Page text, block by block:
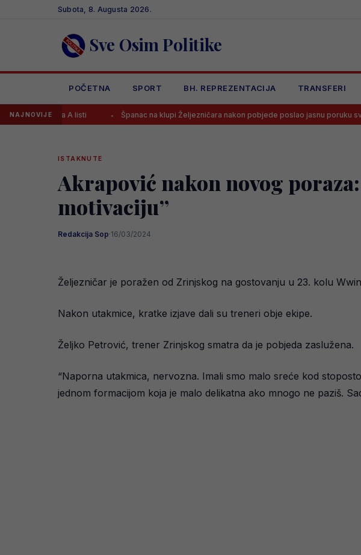
Subota, 8. Augusta 2026.
Sve Osim Politike
POČETNA SPORT BH. REPREZENTACIJA TRANSFERI
NAJNOVIJE
na A listi Španac na klupi Željezničara nakon pobjede poslao jasnu poruku svima
ISTAKNUTE
Akrapović nakon novog
motivaciju”
Redakcija Sop·16/03/2024
Željezničar je poražen od Zrinjskog na gostovanju u 23. kolu
Nakon utakmice, kratke izjave dali su treneri obje ekipe.
Željko Petrović, trener Zrinjskog smatra da je pobjeda zaslužena.
“Naporna utakmica, nervozna. Imali smo malo sreće kod
jednom formacijom koja je malo delikatna ako mnogo ne paziš.